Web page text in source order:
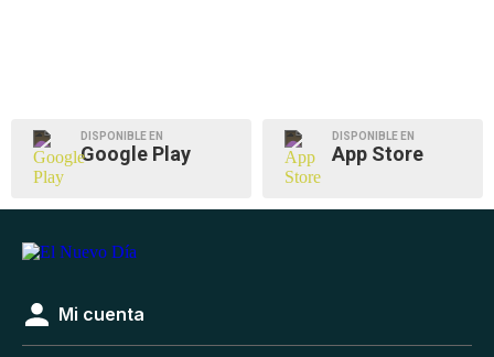
DISPONIBLE EN
Google Play
DISPONIBLE EN
App Store
Mi cuenta